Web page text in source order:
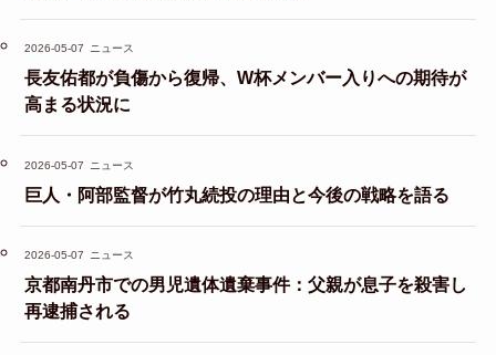
2026-05-07 ニュース
長友佑都が負傷から復帰、W杯メンバー入りへの期待が
高まる状況に
2026-05-07 ニュース
巨人・阿部監督が竹丸続投の理由と今後の戦略を語る
2026-05-07 ニュース
京都南丹市での男児遺体遺棄事件：父親が息子を殺害し
再逮捕される